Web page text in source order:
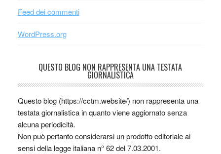
Feed dei commenti
WordPress.org
QUESTO BLOG NON RAPPRESENTA UNA TESTATA
GIORNALISTICA
Questo blog (https://cctm.website/) non rappresenta una
testata giornalistica in quanto viene aggiornato senza
alcuna periodicità.
Non può pertanto considerarsi un prodotto editoriale ai
sensi della legge italiana n° 62 del 7.03.2001.